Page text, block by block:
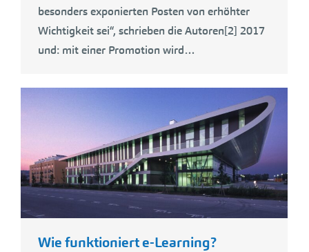
besonders exponierten Posten von erhöhter
Wichtigkeit sei“, schrieben die Autoren[2] 2017
und: mit einer Promotion wird…
Wie funktioniert e-Learning?